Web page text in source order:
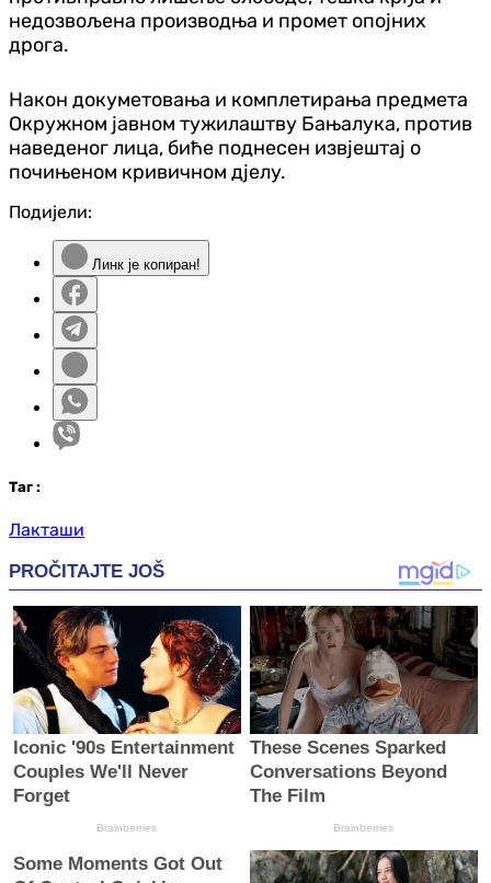
недозвољена производња и промет опојних
дрога.
Након докуметовања и комплетирања предмета
Окружном јавном тужилаштву Бањалука, против
наведеног лица, биће поднесен извјештај о
почињеном кривичном дјелу.
Подијели:
Линк је копиран!
Таг :
Лакташи